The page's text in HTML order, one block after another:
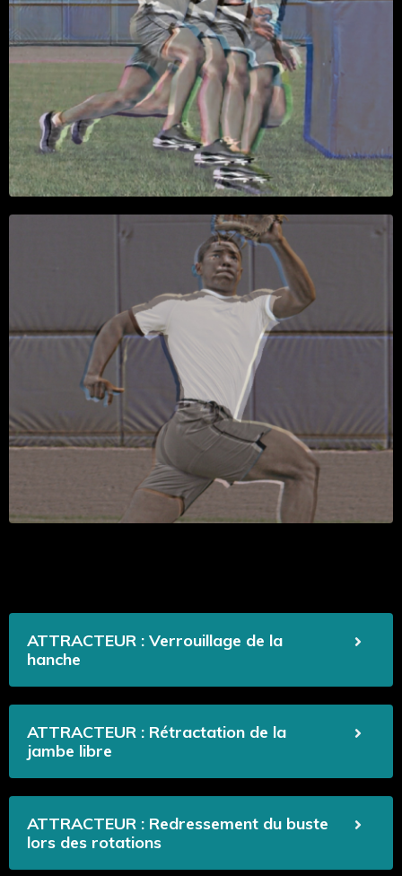
ATTRACTEUR : Verrouillage de la
hanche
ATTRACTEUR : Rétractation de la
jambe libre
ATTRACTEUR : Redressement du buste
lors des rotations